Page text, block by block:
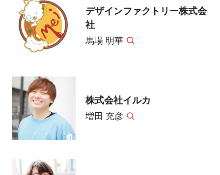
デザインファクトリー株式会
社
馬場 明華
株式会社イルカ
増田 充彦